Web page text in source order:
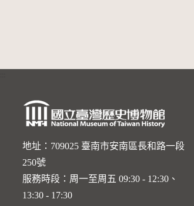
地址：709025 臺南市安南區長和路一段
250號
服務時段：周一至周五 09:30 - 12:30、
13:30 - 17:30